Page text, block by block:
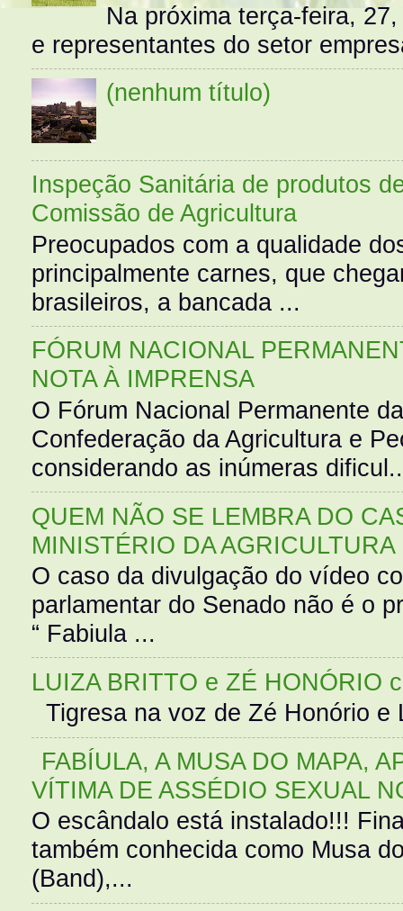
Na próxima terça-feira,
e representantes do setor
(nenhum título)
Inspeção Sanitária de produtos
Comissão de Agricultura
Preocupados com a qualidade
principalmente carnes, que
brasileiros, a bancada ...
FÓRUM NACIONAL
NOTA À IMPRENSA
O Fórum Nacional Permanente
Confederação da Agricultura e
considerando as inúmeras
QUEM NÃO SE LEMBRA DO
MINISTÉRIO DA AGRICULTURA
O caso da divulgação do vídeo
parlamentar do Senado não é o
“ Fabiula ...
LUIZA BRITTO e ZÉ HONÓRIO
Tigresa na voz de Zé Honório
FABÍULA, A MUSA DO MAPA,
VÍTIMA DE ASSÉDIO SEXUAL
O escândalo está instalado!!!
também conhecida como Musa
(Band),...